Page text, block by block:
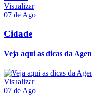
Visualizar
07 de Ago
Cidade
Veja aqui as dicas da
Visualizar
07 de Ago